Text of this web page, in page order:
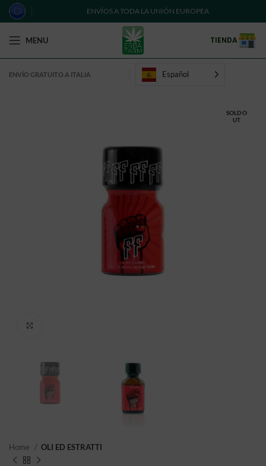
ENVÍOS A TODA LA UNIÓN EUROPEA
MENU TIENDA
ENVÍO GRATUITO A ITALIA Español
SOLD O
UT
Home OLI ED ESTRATTI